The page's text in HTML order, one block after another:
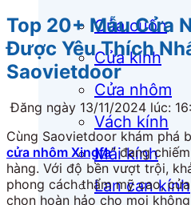
Cửa cuốn
Cửa kính
Cửa nhôm
Vách kính
Mái kính
Lan can kính
Top 20+ Mẫu Cửa
Được Yêu Thích
Saovietdoor
Đăng ngày 13/11/2024 lúc:
Cùng Saovietdoor khám phá
cửa nhôm Xingfa” đang
hàng. Với độ bền vượt trội,
phong cách thẩm mỹ cao,
chọn hoàn hảo cho mọi